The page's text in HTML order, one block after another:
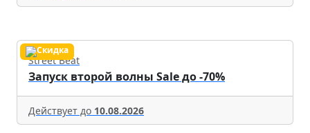
Street Beat
Запуск второй волны Sale до -70%
Действует до 10.08.2026